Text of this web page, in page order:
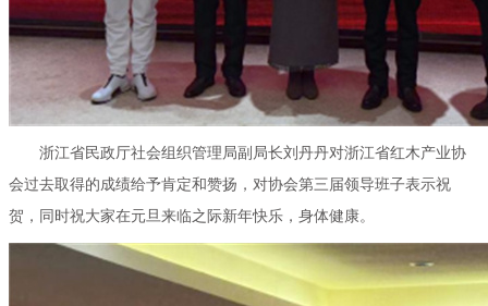
浙江省民政厅社会组织管理局副局长刘丹丹对浙江省红木产业协
会过去取得的成绩给予肯定和赞扬，对协会第三届领导班子表示祝
贺，同时祝大家在元旦来临之际新年快乐，身体健康。